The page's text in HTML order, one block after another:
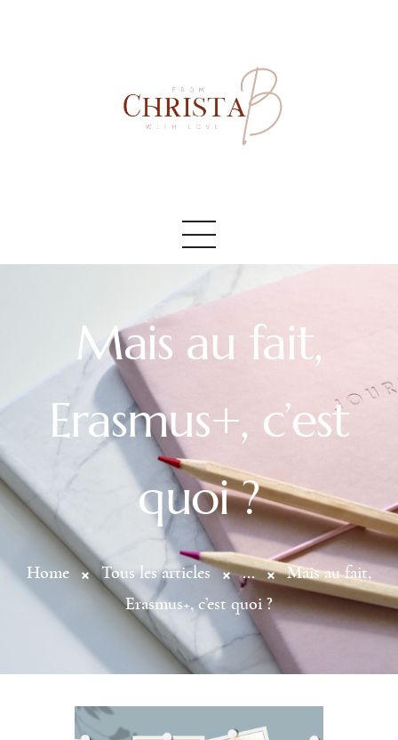
Mais au fait,
Erasmus+, c’est
quoi ?
Home Tous les articles ...
Mais au fait,
Erasmus+, c’est quoi ?
Accueil